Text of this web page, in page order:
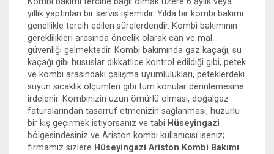
yıllık yaptırılan bir servis işlemidir. Yılda bir kombi bakımı
genellikle tercih edilen sürelerdendir. Kombi bakımının
gereklilikleri arasında öncelik olarak can ve mal
güvenliği gelmektedir. Kombi bakımında gaz kaçağı, su
kaçağı gibi hususlar dikkatlice kontrol edildiği gibi, petek
ve kombi arasındaki çalışma uyumlulukları, peteklerdeki
suyun sıcaklık ölçümleri gibi tüm konular derinlemesine
irdelenir. Kombinizin uzun ömürlü olması, doğalgaz
faturalarından tasarruf etmenizin sağlanması, huzurlu
bir kış geçirmek istiyorsanız ve tabi Hüseyingazi
bölgesindesiniz ve Ariston kombi kullanıcısı iseniz;
firmamız sizlere Hüseyingazi Ariston Kombi Bakımı